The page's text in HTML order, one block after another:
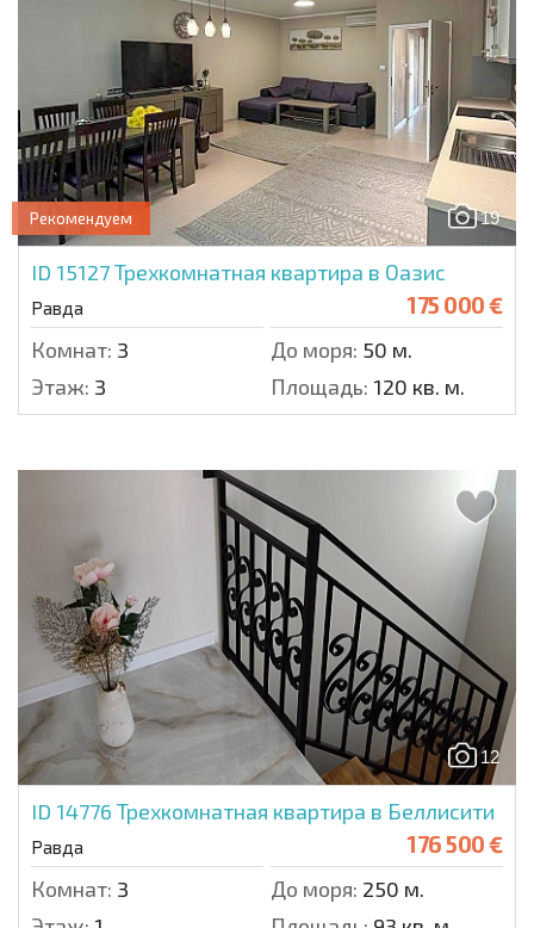
19
Рекомендуем
ID 15127Трехкомнатная квартира в Оазис
Равда 175 000 €
Комнат: 3 До моря: 50 м.
Этаж: 3 Площадь: 120 кв. м.
12
ID 14776 Трехкомнатная квартира в Беллисити
Равда 176 500 €
Комнат: 3 До моря: 250 м.